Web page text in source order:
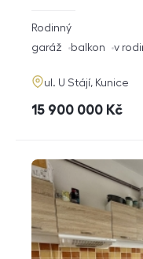
rozměry
dispozice
Rodinný
funkce
garáž balkon v
adresa
ul. U Stájí, Kunice
cena
15 900 000 Kč